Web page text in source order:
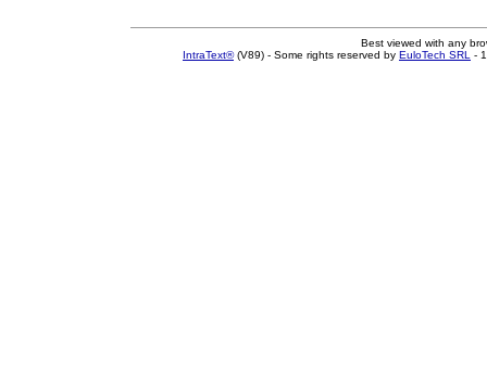
Best viewed with any
IntraText®(V89) - Some rights reserved by EuloTech SRL -